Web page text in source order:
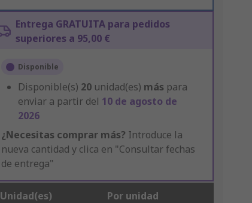
Entrega GRATUITA para pedidos
superiores a 95,00 €
Disponible
Disponible(s) 20 unidad(es) más para
enviar a partir del 10 de agosto de
2026
¿Necesitas comprar más? Introduce la
nueva cantidad y clica en "Consultar fechas
de entrega"
Unidad(es) Por unidad